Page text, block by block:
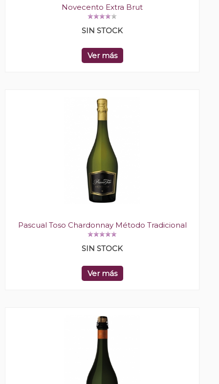
Novecento Extra Brut
SIN STOCK
Ver más
Pascual Toso Chardonnay Método Tradicional
SIN STOCK
Ver más